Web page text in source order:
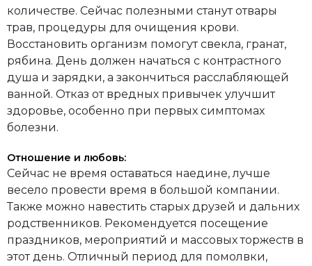
количестве. Сейчас полезными станут отвары
трав, процедуры для очищения крови.
Восстановить организм помогут свекла, гранат,
рябина. День должен начаться с контрастного
душа и зарядки, а закончиться расслабляющей
ванной. Отказ от вредных привычек улучшит
здоровье, особенно при первых симптомах
болезни.
Отношение и любовь:
Сейчас не время оставаться наедине, лучше
весело провести время в большой компании.
Также можно навестить старых друзей и дальних
родственников. Рекомендуется посещение
праздников, мероприятий и массовых торжеств в
этот день. Отличный период для помолвки,